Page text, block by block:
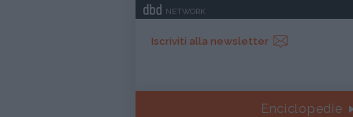
NETWORK
Iscriviti alla newsletter
Enciclopedie